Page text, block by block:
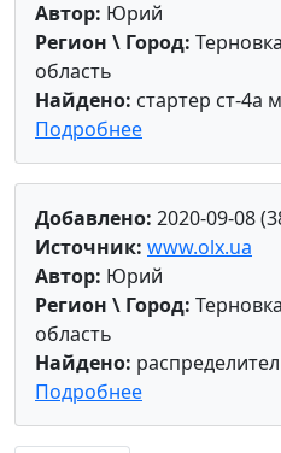
Автор: Юрий
Регион \ Город:
область
Найдено: стартер ст-4а
Подробнее
Добавлено: 2020-09-08
Источник: www.olx.ua
Автор: Юрий
Регион \ Город:
область
Найдено:
Подробнее